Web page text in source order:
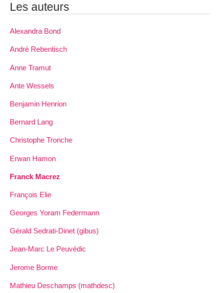
Les auteurs
Alexandra Bond
André Rebentisch
Anne Tramut
Ante Wessels
Benjamin Henrion
Bernard Lang
Christophe Tronche
Erwan Hamon
Franck Macrez
François Elie
Georges Yoram Federmann
Gérald Sedrati-Dinet (gibus)
Jean-Marc Le Peuvédic
Jerome Borme
Mathieu Deschamps (mathdesc)